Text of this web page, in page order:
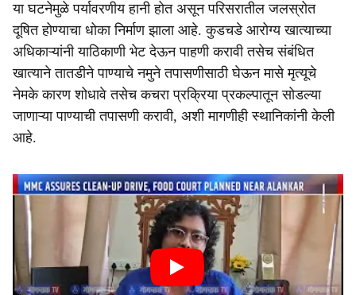
या घटनेमुळे पर्यावरणीय हानी होत असून परिसरातील जलस्रोत
दूषित होण्याचा धोका निर्माण झाला आहे. कुडचडे आरोग्य खात्याच्या
अधिकाऱ्यांनी याठिकाणी भेट देऊन पाहणी करावी तसेच संबंधित
खात्याने तातडीने पाण्याचे नमुने तपासणीसाठी घेऊन मासे मृत्यूचे
नेमके कारण शोधावे तसेच कचरा प्रक्रिया प्रकल्पातून सोडल्या
जाणाऱ्या पाण्याची तपासणी करावी, अशी मागणीही स्थानिकांनी केली
आहे.